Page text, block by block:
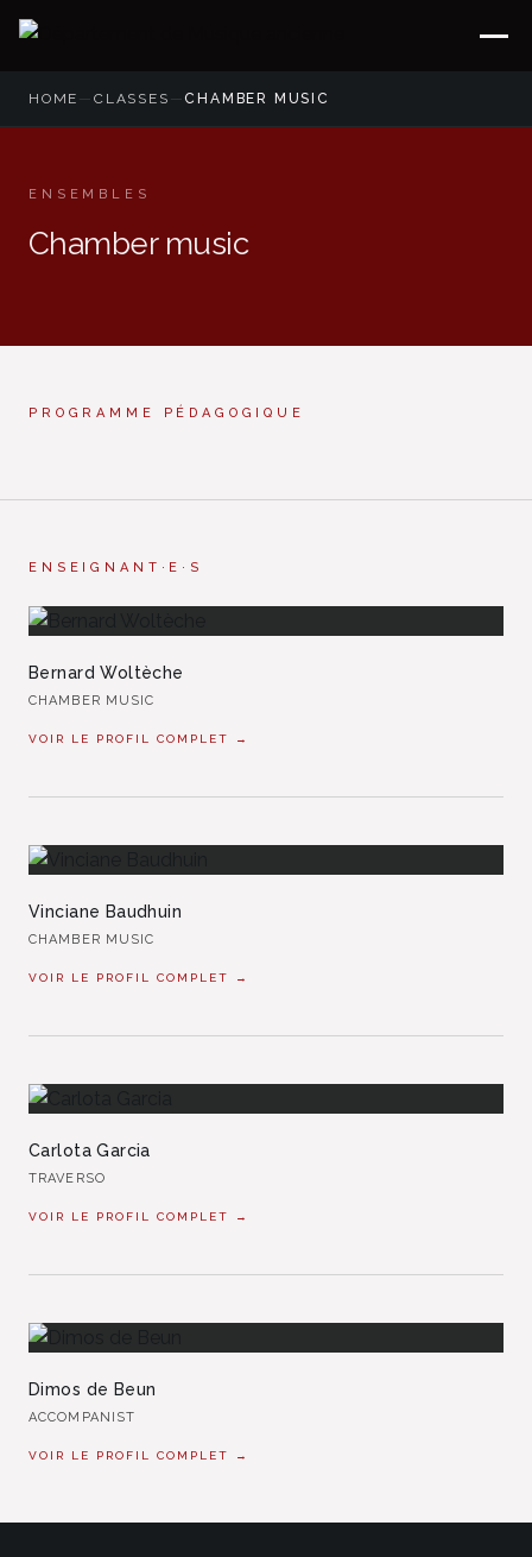
HOME —CLASSES — CHAMBER MUSIC
ENSEMBLES
Chamber music
PROGRAMME PÉDAGOGIQUE
ENSEIGNANT·E·S
Bernard Woltèche
CHAMBER MUSIC
VOIR LE PROFIL COMPLET →
Vinciane Baudhuin
CHAMBER MUSIC
VOIR LE PROFIL COMPLET →
Carlota Garcia
TRAVERSO
VOIR LE PROFIL COMPLET →
Dimos de Beun
ACCOMPANIST
VOIR LE PROFIL COMPLET →